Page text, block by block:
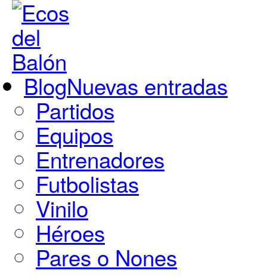
BlogNuevas entradas
Partidos
Equipos
Entrenadores
Futbolistas
Vinilo
Héroes
Pares o Nones